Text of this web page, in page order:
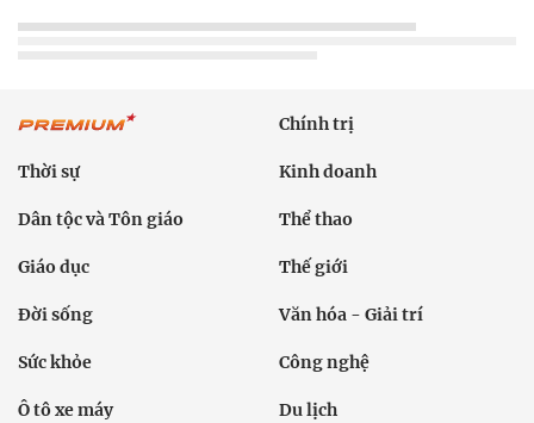
Chính trị
Thời sự Kinh doanh
Dân tộc và Tôn giáo Thể thao
Giáo dục Thế giới
Đời sống Văn hóa - Giải trí
Sức khỏe Công nghệ
Ô tô xe máy Du lịch